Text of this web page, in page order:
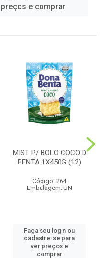
e comprar
MIST P/ BOLO COCO D
BENTA 1X450G (12)
Código: 264
Embalagem: UN
Faça seu login ou
cadastre-se para
ver preços e
comprar